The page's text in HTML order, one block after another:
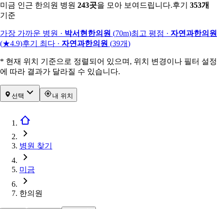
미금 인근 한의원 병원 243곳을 모아 보여드립니다.후기 353개
기준
가장 가까운 병원 · 박서현한의원 (70m)최고 평점 · 자연과한의원
(★4.9)후기 최다 · 자연과한의원 (39개)
* 현재 위치 기준으로 정렬되어 있으며, 위치 변경이나 필터 설정
에 따라 결과가 달라질 수 있습니다.
선택 내 위치
병원 찾기
미금
한의원